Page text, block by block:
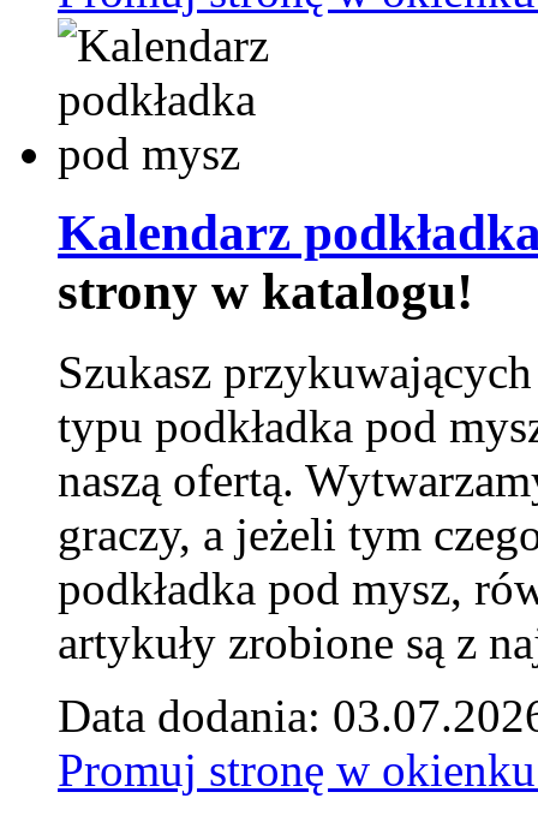
Kalendarz
strony w katalogu!
Szukasz
typu podkładka pod
naszą ofertą.
graczy, a jeżeli tym
podkładka pod mysz,
artykuły zrobione są z
Data dodania:
Promuj stronę w